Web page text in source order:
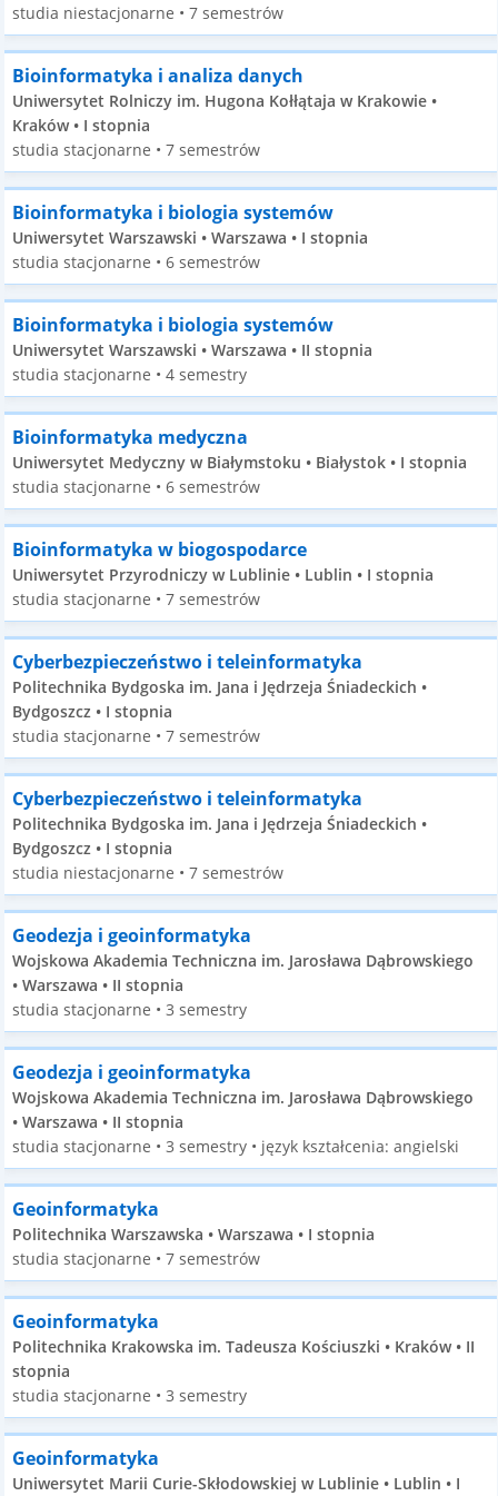
studia niestacjonarne • 7 semestrów
Bioinformatyka i analiza danych
Uniwersytet Rolniczy im. Hugona Kołłątaja w Krakowie •
Kraków • I stopnia
studia stacjonarne • 7 semestrów
Bioinformatyka i biologia systemów
Uniwersytet Warszawski • Warszawa • I stopnia
studia stacjonarne • 6 semestrów
Bioinformatyka i biologia systemów
Uniwersytet Warszawski • Warszawa • II stopnia
studia stacjonarne • 4 semestry
Bioinformatyka medyczna
Uniwersytet Medyczny w Białymstoku • Białystok • I stopnia
studia stacjonarne • 6 semestrów
Bioinformatyka w biogospodarce
Uniwersytet Przyrodniczy w Lublinie • Lublin • I stopnia
studia stacjonarne • 7 semestrów
Cyberbezpieczeństwo i teleinformatyka
Politechnika Bydgoska im. Jana i Jędrzeja Śniadeckich •
Bydgoszcz • I stopnia
studia stacjonarne • 7 semestrów
Cyberbezpieczeństwo i teleinformatyka
Politechnika Bydgoska im. Jana i Jędrzeja Śniadeckich •
Bydgoszcz • I stopnia
studia niestacjonarne • 7 semestrów
Geodezja i geoinformatyka
Wojskowa Akademia Techniczna im. Jarosława Dąbrowskiego
• Warszawa • II stopnia
studia stacjonarne • 3 semestry
Geodezja i geoinformatyka
Wojskowa Akademia Techniczna im. Jarosława Dąbrowskiego
• Warszawa • II stopnia
studia stacjonarne • 3 semestry • język kształcenia: angielski
Geoinformatyka
Politechnika Warszawska • Warszawa • I stopnia
studia stacjonarne • 7 semestrów
Geoinformatyka
Politechnika Krakowska im. Tadeusza Kościuszki • Kraków • II
stopnia
studia stacjonarne • 3 semestry
Geoinformatyka
Uniwersytet Marii Curie-Skłodowskiej w Lublinie • Lublin • I